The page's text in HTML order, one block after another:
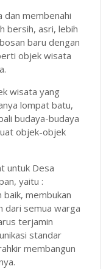
dan membenahi
bersih, asri, lebih
baru dengan
objek wisata
wisata yang
lompat batu,
budaya-budaya
objek-objek
untuk Desa
yaitu :
membukan
dari semua warga
terjamin
standar
membangun